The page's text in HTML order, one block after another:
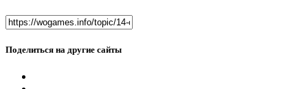
Поделиться на другие сайты